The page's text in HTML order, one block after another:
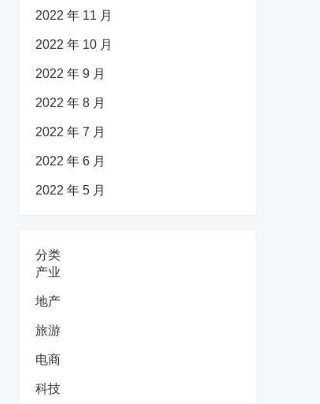
2022 年 11 月
2022 年 10 月
2022 年 9 月
2022 年 8 月
2022 年 7 月
2022 年 6 月
2022 年 5 月
分类
产业
地产
旅游
电商
科技